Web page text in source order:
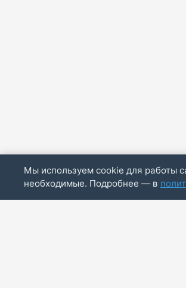
Мы используем cookie для работы
необходимые. Подробнее — в